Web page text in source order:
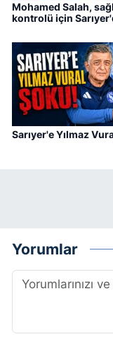
Mohamed Salah,
kontrolü için
Sarıyer'e Yılmaz
Yorumlar